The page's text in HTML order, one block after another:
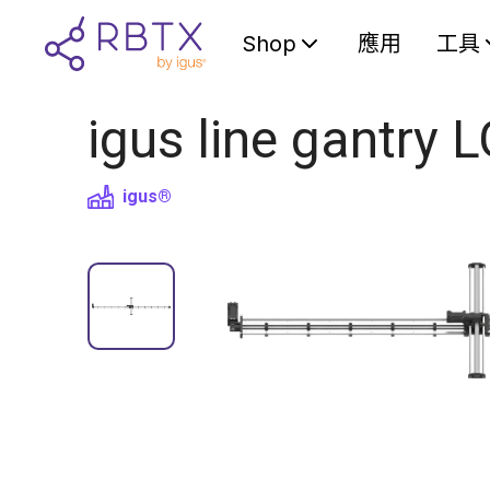
Shop 應用 工具
igus line gantry
igus®